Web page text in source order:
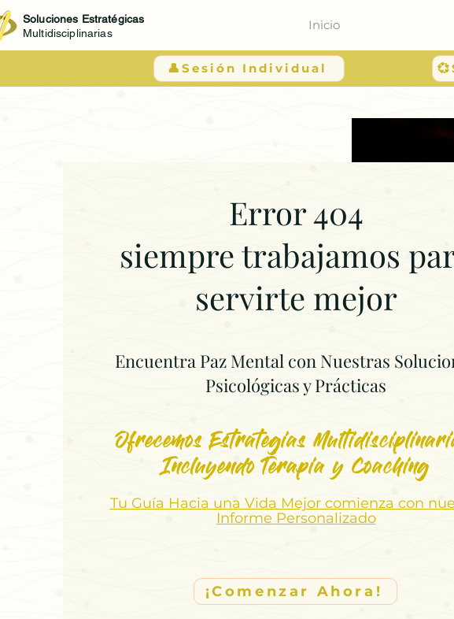
Soluciones Estratégicas
Multidisciplinarias
Inicio
👤Sesión Individual
Error 404
siempre trabajamos
servirte mejor
Encuentra Paz Mental con Nuestras
Psicológicas y Prácticas
Ofrecemos Estrategias
Incluyendo Terapia y Coaching
Tu Guía Hacia una Vida Mejor comienza con
Informe Personalizado
¡Comenzar Ahora!